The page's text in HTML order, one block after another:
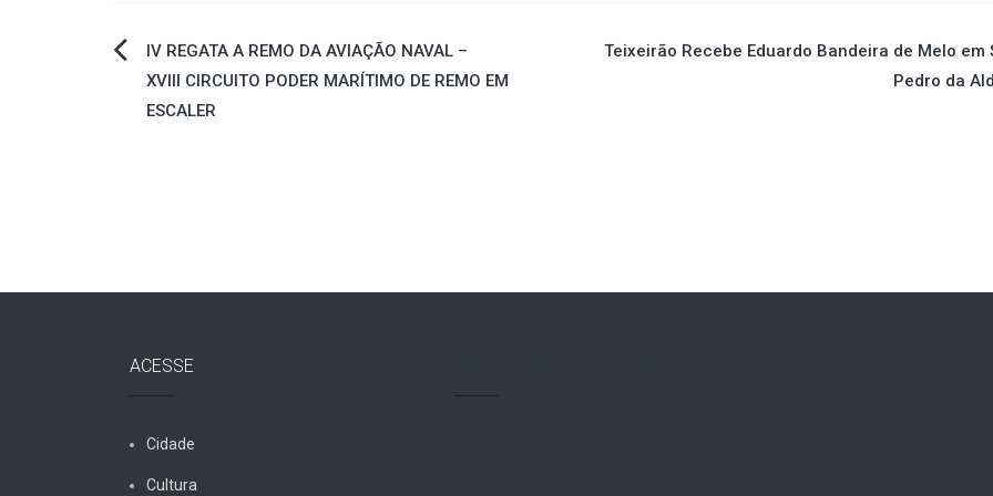
Navegação
de
IV REGATA A REMO DA AVIAÇÃO NAVAL –
XVIII CIRCUITO PODER MARÍTIMO DE REMO EM
ESCALER
Teixeirão Recebe Eduardo Bandeira de Melo em
Pedro da
ACESSE
Cidade
Cultura